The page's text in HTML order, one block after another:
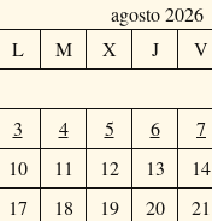
agosto 2026
L
M X J V
3
4 5 6 7
10
11 12 13 14
17
18 19 20 21